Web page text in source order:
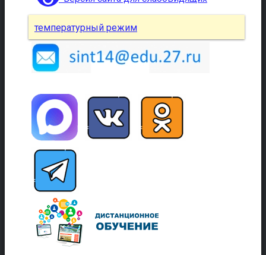
температурный режим